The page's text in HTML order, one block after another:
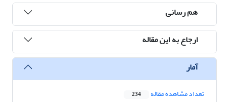
هم رسانی
ارجاع به این مقاله
آمار
تعداد مشاهده مقاله 234